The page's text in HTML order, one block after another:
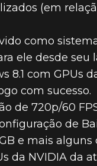
(em
como
ele desde
8.1 com GPUs
com sucesso.
de 720p/60
de
e mais alguns
da NVIDIA da